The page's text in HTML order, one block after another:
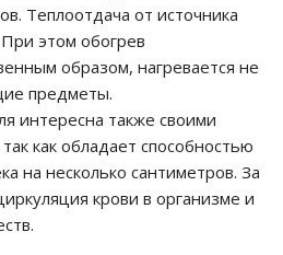
Теплоотдача от источника
этом обогрев
образом, нагревается не
предметы.
интересна также своими
как обладает способностью
на несколько сантиметров. За
крови в организме и